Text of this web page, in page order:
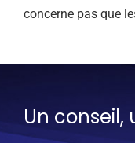
concerne pas que
Un conseil,